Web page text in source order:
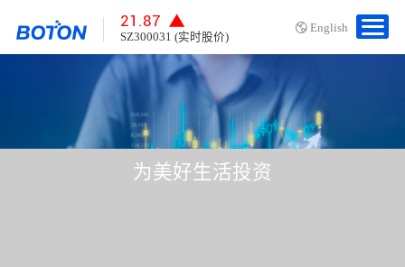
21.87
SZ300031 (实时股价)
English
为美好生活投资